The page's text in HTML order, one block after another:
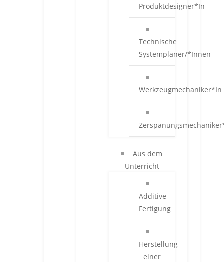
Produktdesigner*In
Technische
Systemplaner/*Innen
Werkzeugmechaniker*In
Aus dem
Unterricht
Additive
Fertigung
Herstellung
einer